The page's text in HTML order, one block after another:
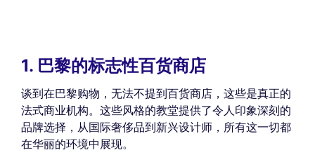
1. 巴黎的标志性百货商店
谈到在巴黎购物，无法不提到百货商店，这些是真正的
法式商业机构。这些风格的教堂提供了令人印象深刻的
品牌选择，从国际奢侈品到新兴设计师，所有这一切都
在华丽的环境中展现。